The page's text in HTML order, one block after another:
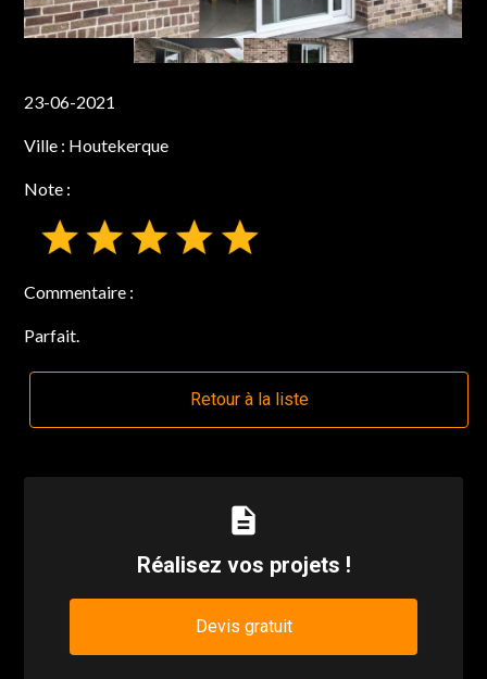
23-06-2021
Ville : Houtekerque
Note :
Commentaire :
Parfait.
Retour à la liste
description
Réalisez vos projets !
Devis gratuit